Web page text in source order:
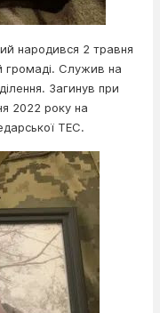
народився 2 травня
громаді. Служив на
Загинув при
2022 року на
ТЕС.